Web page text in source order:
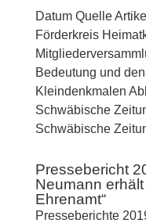
Datum Quelle
Förderkreis
Bedeutung und
Kleindenkmalen
Schwäbische
Schwäbische
Pressebericht
Neumann
Ehrenamt“
Presseberichte